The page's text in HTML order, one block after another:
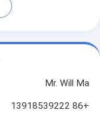
Mr. Will Ma
+86 13918539222